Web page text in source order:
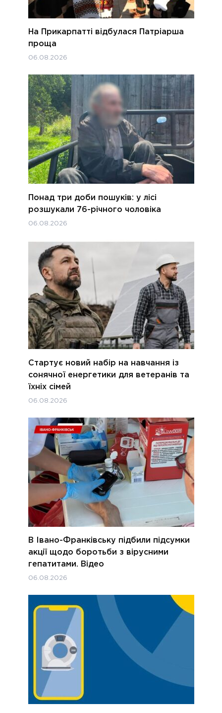
На Прикарпатті відбулася Патріарша
проща
06.08.2026
Понад три доби пошуків: у лісі
розшукали 76-річного чоловіка
06.08.2026
Стартує новий набір на навчання із
сонячної енергетики для ветеранів та
їхніх сімей
06.08.2026
В Івано-Франківську підбили підсумки
акції щодо боротьби з вірусними
гепатитами. Відео
06.08.2026